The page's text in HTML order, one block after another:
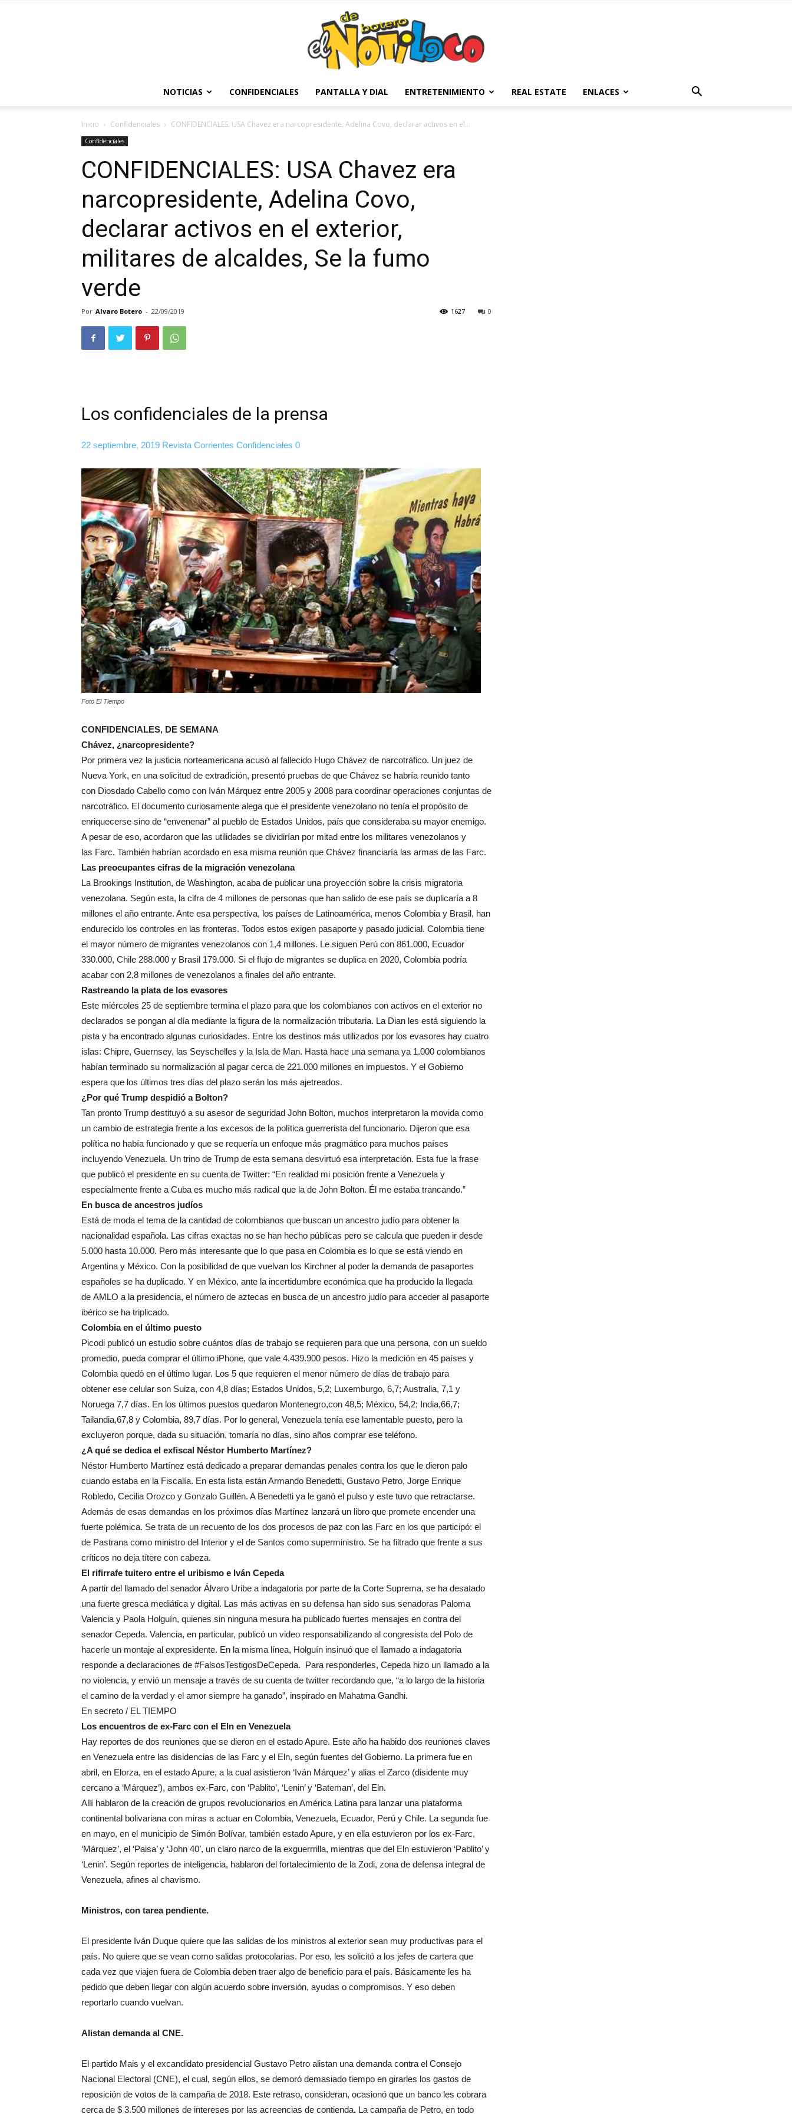
de
NOTICIAS CONFIDENCIALES PANTALLA Y DIAL ENTRETENIMIENTO REAL ESTATE ENLACES
Inicio Confidenciales CONFIDENCIALES: USA Chavez era narcopresidente, Adelina Covo, declarar activos en el...
Confidenciales
CONFIDENCIALES: USA Chavez era
narcopresidente, Adelina Covo,
declarar activos en el exterior,
militares de alcaldes, Se la fumo
verde
Por Alvaro Botero - 22/09/2019 0
1627
Los confidenciales de la prensa
22 septiembre, 2019 Revista Corrientes Confidenciales 0
Foto El Tiempo
CONFIDENCIALES, DE SEMANA
Chávez, ¿narcopresidente?
Por primera vez la justicia norteamericana acusó al fallecido Hugo Chávez de narcotráfico. Un juez de
Nueva York, en una solicitud de extradición, presentó pruebas de que Chávez se habría reunido tanto
con Diosdado Cabello como con Iván Márquez entre 2005 y 2008 para coordinar operaciones conjuntas de
narcotráfico. El documento curiosamente alega que el presidente venezolano no tenía el propósito de
enriquecerse sino de “envenenar” al pueblo de Estados Unidos, país que consideraba su mayor enemigo.
A pesar de eso, acordaron que las utilidades se dividirían por mitad entre los militares venezolanos y
las Farc. También habrían acordado en esa misma reunión que Chávez financiaría las armas de las Farc.
Las preocupantes cifras de la migración venezolana
La Brookings Institution, de Washington, acaba de publicar una proyección sobre la crisis migratoria
venezolana. Según esta, la cifra de 4 millones de personas que han salido de ese país se duplicaría a 8
millones el año entrante. Ante esa perspectiva, los países de Latinoamérica, menos Colombia y Brasil, han
endurecido los controles en las fronteras. Todos estos exigen pasaporte y pasado judicial. Colombia tiene
el mayor número de migrantes venezolanos con 1,4 millones. Le siguen Perú con 861.000, Ecuador
330.000, Chile 288.000 y Brasil 179.000. Si el flujo de migrantes se duplica en 2020, Colombia podría
acabar con 2,8 millones de venezolanos a finales del año entrante.
Rastreando la plata de los evasores
Este miércoles 25 de septiembre termina el plazo para que los colombianos con activos en el exterior no
declarados se pongan al día mediante la figura de la normalización tributaria. La Dian les está siguiendo la
pista y ha encontrado algunas curiosidades. Entre los destinos más utilizados por los evasores hay cuatro
islas: Chipre, Guernsey, las Seyschelles y la Isla de Man. Hasta hace una semana ya 1.000 colombianos
habían terminado su normalización al pagar cerca de 221.000 millones en impuestos. Y el Gobierno
espera que los últimos tres días del plazo serán los más ajetreados.
¿Por qué Trump despidió a Bolton?
Tan pronto Trump destituyó a su asesor de seguridad John Bolton, muchos interpretaron la movida como
un cambio de estrategia frente a los excesos de la política guerrerista del funcionario. Dijeron que esa
política no había funcionado y que se requería un enfoque más pragmático para muchos países
incluyendo Venezuela. Un trino de Trump de esta semana desvirtuó esa interpretación. Esta fue la frase
que publicó el presidente en su cuenta de Twitter: “En realidad mi posición frente a Venezuela y
especialmente frente a Cuba es mucho más radical que la de John Bolton. Él me estaba trancando.”
En busca de ancestros judíos
Está de moda el tema de la cantidad de colombianos que buscan un ancestro judío para obtener la
nacionalidad española. Las cifras exactas no se han hecho públicas pero se calcula que pueden ir desde
5.000 hasta 10.000. Pero más interesante que lo que pasa en Colombia es lo que se está viendo en
Argentina y México. Con la posibilidad de que vuelvan los Kirchner al poder la demanda de pasaportes
españoles se ha duplicado. Y en México, ante la incertidumbre económica que ha producido la llegada
de AMLO a la presidencia, el número de aztecas en busca de un ancestro judío para acceder al pasaporte
ibérico se ha triplicado.
Colombia en el último puesto
Picodi publicó un estudio sobre cuántos días de trabajo se requieren para que una persona, con un sueldo
promedio, pueda comprar el último iPhone, que vale 4.439.900 pesos. Hizo la medición en 45 países y
Colombia quedó en el último lugar. Los 5 que requieren el menor número de días de trabajo para
obtener ese celular son Suiza, con 4,8 días; Estados Unidos, 5,2; Luxemburgo, 6,7; Australia, 7,1 y
Noruega 7,7 días. En los últimos puestos quedaron Montenegro,con 48,5; México, 54,2; India,66,7;
Tailandia,67,8 y Colombia, 89,7 días. Por lo general, Venezuela tenía ese lamentable puesto, pero la
excluyeron porque, dada su situación, tomaría no días, sino años comprar ese teléfono.
¿A qué se dedica el exfiscal Néstor Humberto Martínez?
Néstor Humberto Martínez está dedicado a preparar demandas penales contra los que le dieron palo
cuando estaba en la Fiscalía. En esta lista están Armando Benedetti, Gustavo Petro, Jorge Enrique
Robledo, Cecilia Orozco y Gonzalo Guillén. A Benedetti ya le ganó el pulso y este tuvo que retractarse.
Además de esas demandas en los próximos días Martínez lanzará un libro que promete encender una
fuerte polémica. Se trata de un recuento de los dos procesos de paz con las Farc en los que participó: el
de Pastrana como ministro del Interior y el de Santos como superministro. Se ha filtrado que frente a sus
críticos no deja títere con cabeza.
El rifirrafe tuitero entre el uribismo e Iván Cepeda
A partir del llamado del senador Álvaro Uribe a indagatoria por parte de la Corte Suprema, se ha desatado
una fuerte gresca mediática y digital. Las más activas en su defensa han sido sus senadoras Paloma
Valencia y Paola Holguín, quienes sin ninguna mesura ha publicado fuertes mensajes en contra del
senador Cepeda. Valencia, en particular, publicó un video responsabilizando al congresista del Polo de
hacerle un montaje al expresidente. En la misma línea, Holguín insinuó que el llamado a indagatoria
responde a declaraciones de #FalsosTestigosDeCepeda. Para responderles, Cepeda hizo un llamado a la
no violencia, y envió un mensaje a través de su cuenta de twitter recordando que, “a lo largo de la historia
el camino de la verdad y el amor siempre ha ganado”, inspirado en Mahatma Gandhi.
En secreto / EL TIEMPO
Los encuentros de ex-Farc con el Eln en Venezuela
Hay reportes de dos reuniones que se dieron en el estado Apure. Este año ha habido dos reuniones claves
en Venezuela entre las disidencias de las Farc y el Eln, según fuentes del Gobierno. La primera fue en
abril, en Elorza, en el estado Apure, a la cual asistieron ‘Iván Márquez’ y alias el Zarco (disidente muy
cercano a ‘Márquez’), ambos ex-Farc, con ‘Pablito’, ‘Lenin’ y ‘Bateman’, del Eln.
Allí hablaron de la creación de grupos revolucionarios en América Latina para lanzar una plataforma
continental bolivariana con miras a actuar en Colombia, Venezuela, Ecuador, Perú y Chile. La segunda fue
en mayo, en el municipio de Simón Bolívar, también estado Apure, y en ella estuvieron por los ex-Farc,
‘Márquez’, el ‘Paisa’ y ‘John 40’, un claro narco de la exguerrrilla, mientras que del Eln estuvieron ‘Pablito’ y
‘Lenin’. Según reportes de inteligencia, hablaron del fortalecimiento de la Zodi, zona de defensa integral de
Venezuela, afines al chavismo.
Ministros, con tarea pendiente.
El presidente Iván Duque quiere que las salidas de los ministros al exterior sean muy productivas para el
país. No quiere que se vean como salidas protocolarias. Por eso, les solicitó a los jefes de cartera que
cada vez que viajen fuera de Colombia deben traer algo de beneficio para el país. Básicamente les ha
pedido que deben llegar con algún acuerdo sobre inversión, ayudas o compromisos. Y eso deben
reportarlo cuando vuelvan.
Alistan demanda al CNE.
El partido Mais y el excandidato presidencial Gustavo Petro alistan una demanda contra el Consejo
Nacional Electoral (CNE), el cual, según ellos, se demoró demasiado tiempo en girarles los gastos de
reposición de votos de la campaña de 2018. Este retraso, consideran, ocasionó que un banco les cobrara
cerca de $ 3.500 millones de intereses por las acreencias de contienda. La campaña de Petro, en todo